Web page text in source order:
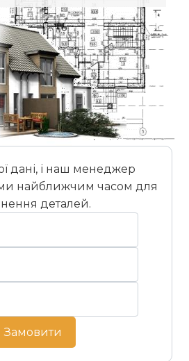
дані, і наш менеджер
найближчим часом для
деталей.
Замовити